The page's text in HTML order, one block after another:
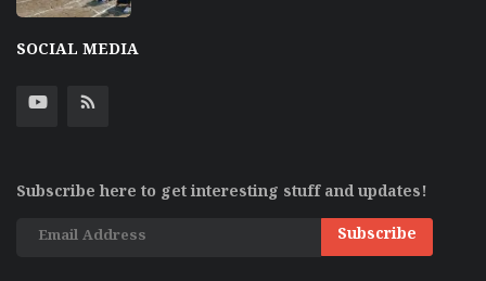
SOCIAL MEDIA
Subscribe here to get interesting stuff and updates!
Subscribe